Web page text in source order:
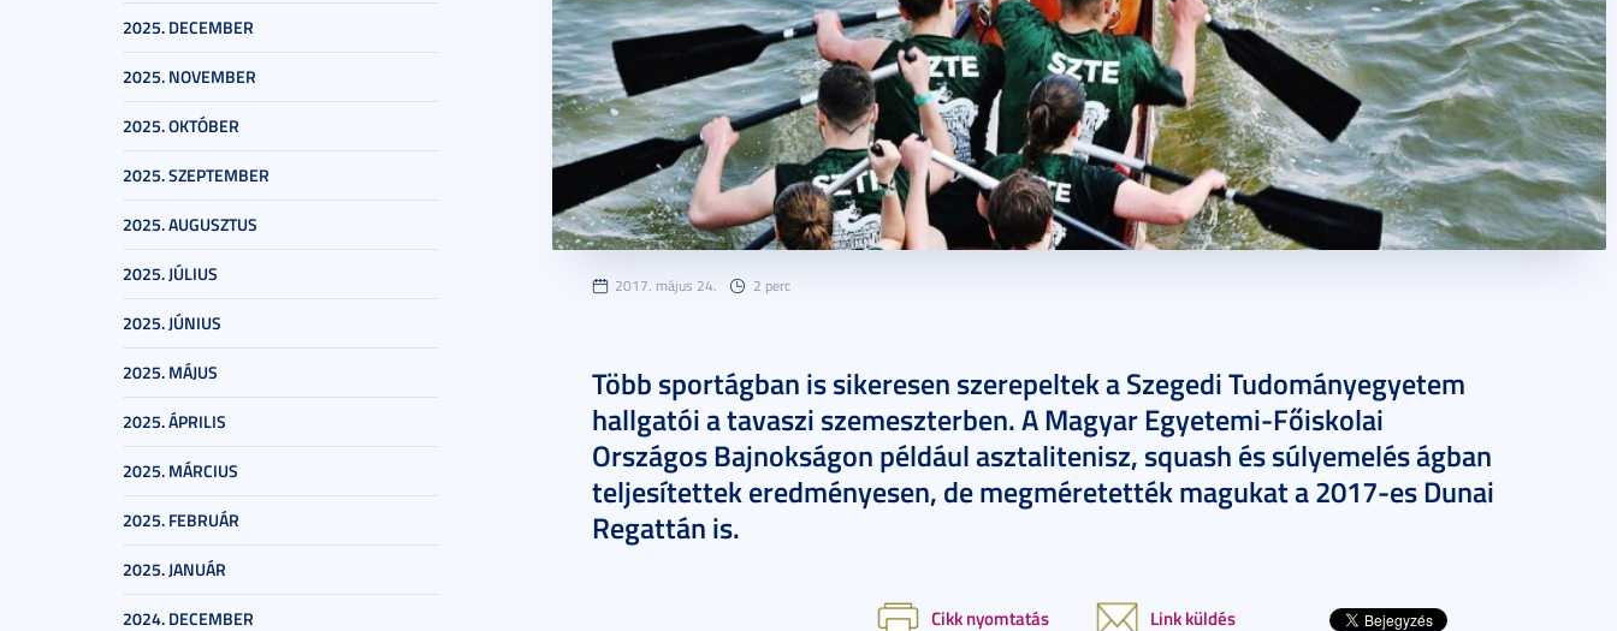
2025. DECEMBER
2025. NOVEMBER
2025. OKTÓBER
2025. SZEPTEMBER
2025. AUGUSZTUS
2025. JÚLIUS
2025. JÚNIUS
2025. MÁJUS
2025. ÁPRILIS
2025. MÁRCIUS
2025. FEBRUÁR
2025. JANUÁR
2024. DECEMBER
2017. május 24. 2 perc
Több sportágban is sikeresen szerepeltek a Szegedi Tudományegyetem
hallgatói a tavaszi szemeszterben. A Magyar Egyetemi-Főiskolai
Országos Bajnokságon például asztalitenisz, squash és súlyemelés ágban
teljesítettek eredményesen, de megméretették magukat a 2017-es Dunai
Regattán is.
Cikk nyomtatás Link küldés